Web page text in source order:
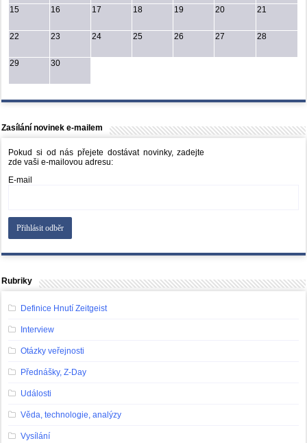
15 16 17 18 19 20 21
22 23 24 25 26 27 28
29 30
Zasílání novinek e-mailem
Pokud si od nás přejete dostávat novinky, zadejte
zde vaši e-mailovou adresu:
E-mail
Rubriky
Definice Hnutí Zeitgeist
Interview
Otázky veřejnosti
Přednášky, Z-Day
Události
Věda, technologie, analýzy
Vysílání